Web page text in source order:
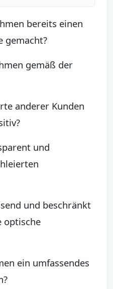
bereits einen
gemacht?
gemäß der
anderer Kunden
und
und beschränkt
optische
ein umfassendes